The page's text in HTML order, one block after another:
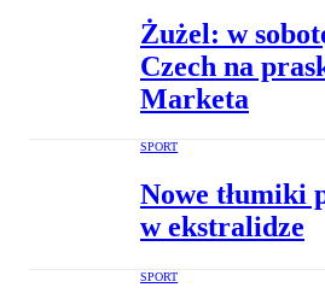
Żużel: w
Czech na
Marketa
SPORT
Nowe tłumiki
w ekstralidze
SPORT